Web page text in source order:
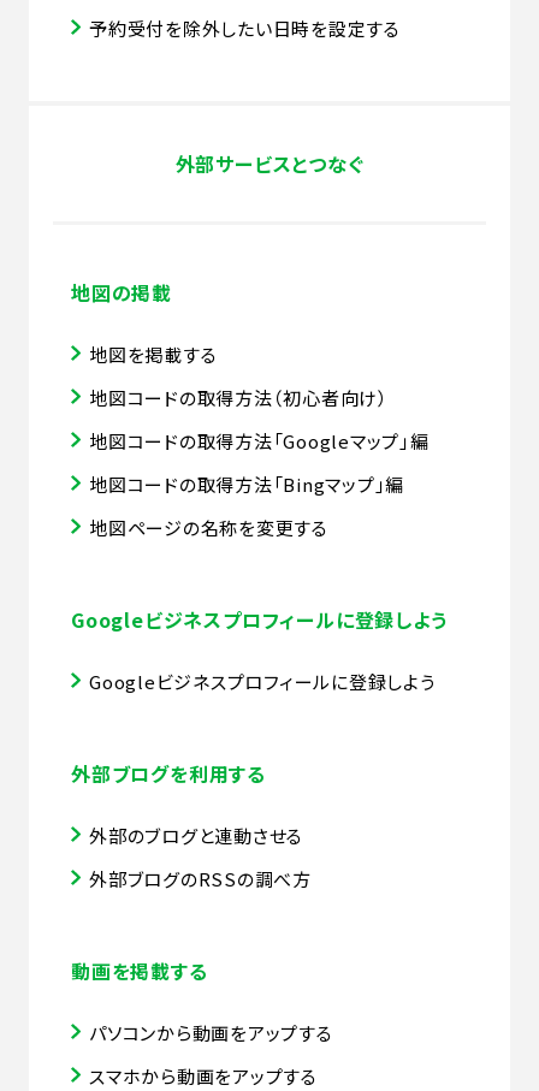
予約受付を除外したい日時を設定する
外部サービスとつなぐ
地図の掲載
地図を掲載する
地図コードの取得方法（初心者向け）
地図コードの取得方法「Googleマップ」編
地図コードの取得方法「Bingマップ」編
地図ページの名称を変更する
Googleビジネスプロフィールに登録しよう
Googleビジネスプロフィールに登録しよう
外部ブログを利用する
外部のブログと連動させる
外部ブログのRSSの調べ方
動画を掲載する
パソコンから動画をアップする
スマホから動画をアップする